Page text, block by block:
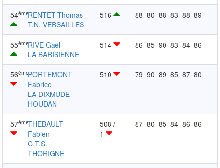
54èmeRENTET Thomas
T.N. VERSAILLES
516 88 80 88 83 88 89
55èmeRIVE Gaël
LA BARISIENNE
514 86 85 90 83 84 86
56èmePORTEMONT
Fabrice
LA DIXMUDE
HOUDAN
510 79 90 89 85 87 80
57èmeTHEBAULT
Fabien
C.T.S.
THORIGNE
508 /
1
87 80 85 84 86 86